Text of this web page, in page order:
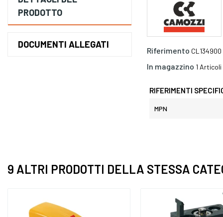
PRODOTTO
DOCUMENTI ALLEGATI
Riferimento CL134900
In magazzino 1 Articoli
RIFERIMENTI
MPN
9 ALTRI PRODOTTI DELLA STESSA